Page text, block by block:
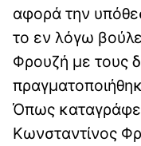
αφορά την
το εν λόγω
Φρουζή με τους
Όπως
Κωνσταντίνος